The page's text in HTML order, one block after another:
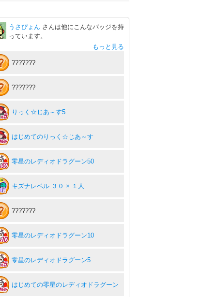
うさぴょん さんは他にこんなバッジを持
っています。
もっと見る
???????
???????
りっく☆じあ～す5
はじめてのりっく☆じあ～す
零星のレディオドラグーン50
キズナレベル ３０ × １人
???????
零星のレディオドラグーン10
零星のレディオドラグーン5
はじめての零星のレディオドラグーン